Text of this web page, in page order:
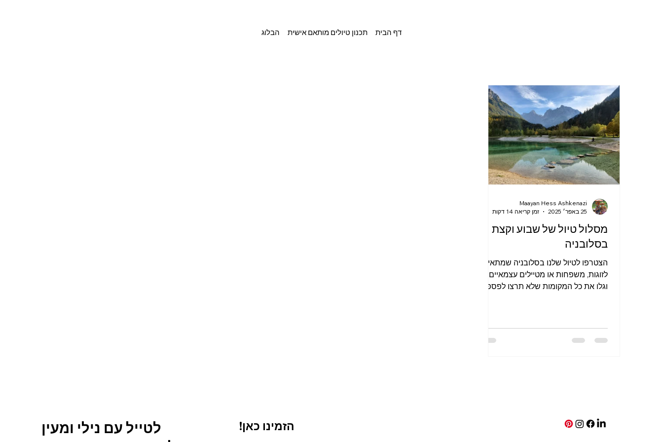
הבלוג תכנון טיולים מותאם אישית דף הבית
מסלול טיול של שבוע וקצת
בסלובניה
הצטרפו לטיול שלנו בסלובניה שמתאים
לזוגות, משפחות או מטיילים עצמאיים –
וגלו את כל המקומות שלא תרצו לפספס
Maayan Hess Ashkenazi
25 באפר׳ 2025
זמן קריאה 14 דקות
לטייל עם נילי ומעין
!הזמינו כאן